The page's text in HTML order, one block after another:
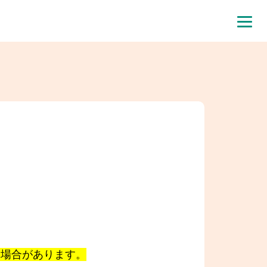
合があります。